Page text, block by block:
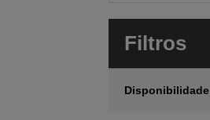
Filtros
Disponibilidade